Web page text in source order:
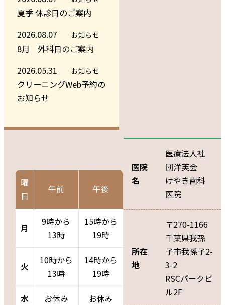
夏季 休診日のご案内
2026.08.07
お知らせ
8月 外科日のご案内
2026.05.31
お知らせ
クリーニングWeb予約の
お知らせ
曜
日
午前 午後
月
9時から
13時
15時から
19時
火
10時から
13時
14時から
19時
水 お休み お休み
医院
名
医療法人社
団洋英会
けやき歯科
医院
所在
地
〒270-1166
千葉県我孫
子市我孫子2-
3-2
RSCパークビ
ル2F